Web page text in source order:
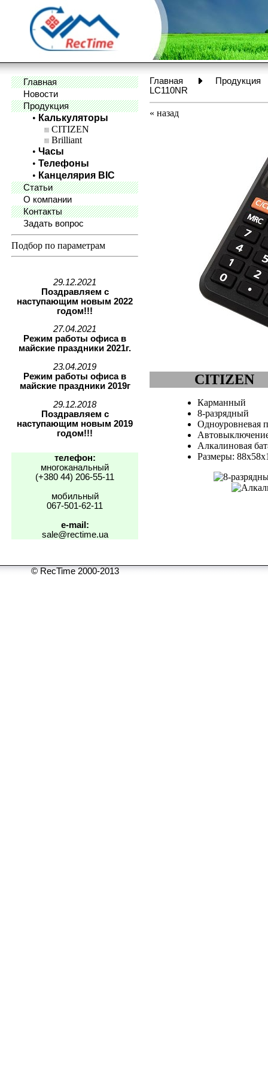
Главная
Новости
Продукция
• Калькуляторы
CITIZEN
Brilliant
• Часы
• Телефоны
• Канцелярия BIC
Статьи
О компании
Контакты
Задать вопрос
Подбор по параметрам
29.12.2021
Поздравляем с
наступающим новым 2022
годом!!!
27.04.2021
Режим работы офиса в
майские праздники 2021г.
23.04.2019
Режим работы офиса в
майские праздники 2019г
29.12.2018
Поздравляем с
наступающим новым 2019
годом!!!
телефон:
многоканальный
(+380 44) 206-55-11
мобильный
067-501-62-11
e-mail:
sale@rectime.ua
Главная
Продукция
LC110NR
« назад
CITIZEN
Карманный
8-разрядный
Одноуровневая
Алкалиновая
Размеры:
© RecTime 2000-2013